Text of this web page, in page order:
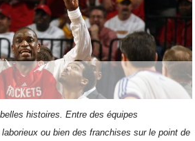
histoires. Entre des équipes
ou bien des franchises sur le point de